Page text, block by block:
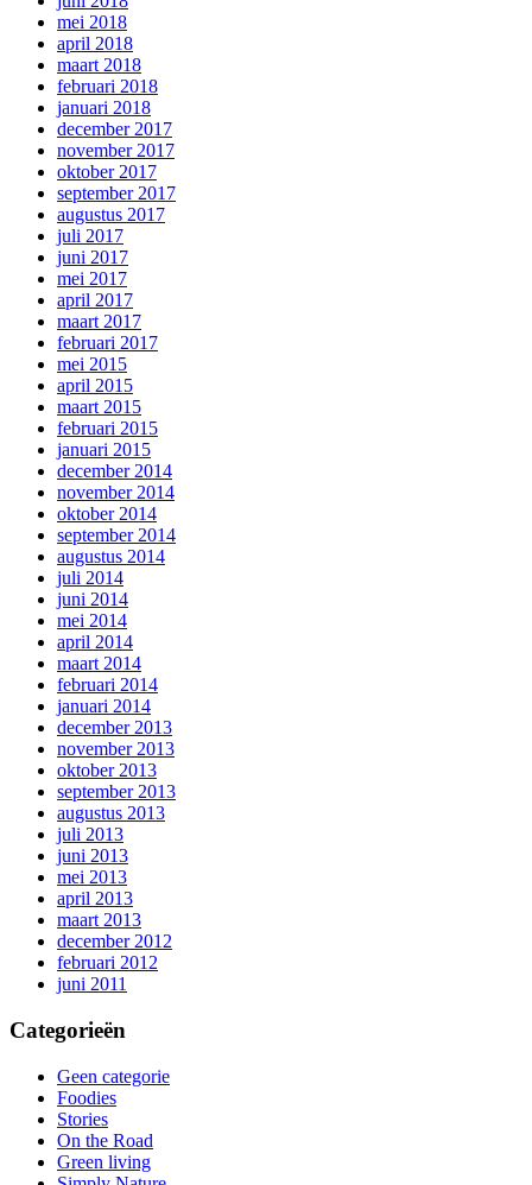
mei 2018
april 2018
maart 2018
februari 2018
januari 2018
december 2017
november 2017
oktober 2017
september 2017
augustus 2017
juli 2017
juni 2017
mei 2017
april 2017
maart 2017
februari 2017
mei 2015
april 2015
maart 2015
februari 2015
januari 2015
december 2014
november 2014
oktober 2014
september 2014
augustus 2014
juli 2014
juni 2014
mei 2014
april 2014
maart 2014
februari 2014
januari 2014
december 2013
november 2013
oktober 2013
september 2013
augustus 2013
juli 2013
juni 2013
mei 2013
april 2013
maart 2013
december 2012
februari 2012
juni 2011
Categorieën
Geen categorie
Foodies
Stories
On the Road
Green living